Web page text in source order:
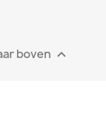
boven 